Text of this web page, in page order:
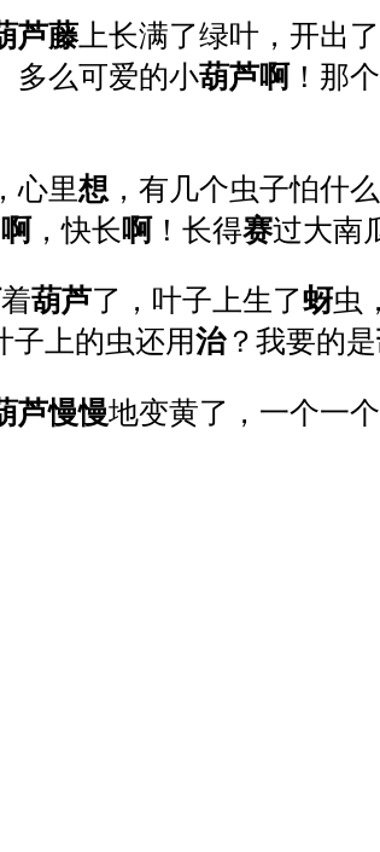
芦藤上长满了绿叶，开出
多么可爱的小葫芦啊！那
心里想 ，有几个虫子怕什
啊，快长啊！长得赛过大南
着葫芦了，叶子上生了蚜虫
子上的虫还用治？我要的是
芦慢慢地变黄了，一个一个